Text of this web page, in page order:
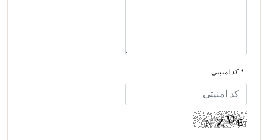
* کد امنیتی